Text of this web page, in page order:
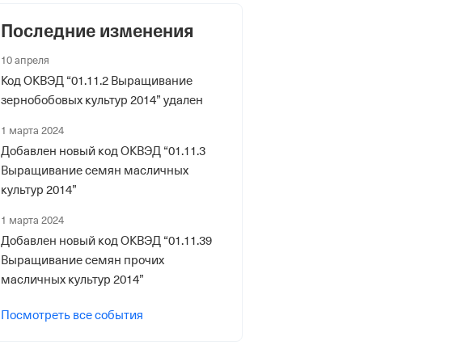
Последние изменения
10 апреля
Код ОКВЭД “01.11.2 Выращивание
зернобобовых культур 2014” удален
1 марта 2024
Добавлен новый код ОКВЭД “01.11.3
Выращивание семян масличных
культур 2014”
1 марта 2024
Добавлен новый код ОКВЭД “01.11.39
Выращивание семян прочих
масличных культур 2014”
Посмотреть все события